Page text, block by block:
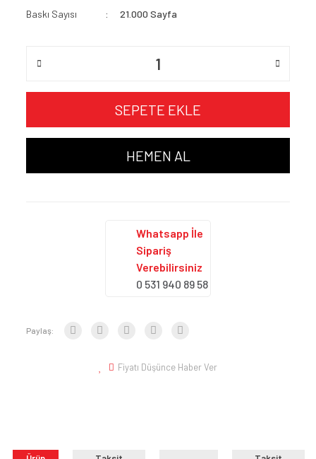
Baskı Sayısı
21.000 Sayfa
SEPETE EKLE
HEMEN AL
Whatsapp İle
Sipariş
Verebilirsiniz
0 531 940 89 58
Paylaş:
Fiyatı Düşünce Haber Ver